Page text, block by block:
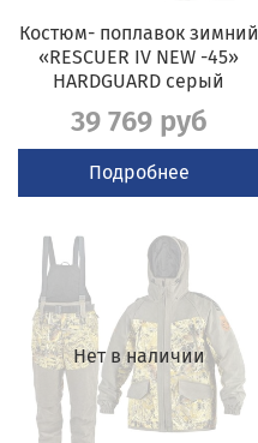
Костюм- поплавок зимний
«RESCUER IV NEW -45»
HARDGUARD серый
39 769 руб
Подробнее
Нет в наличии